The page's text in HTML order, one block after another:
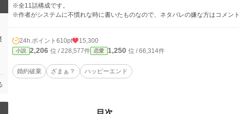
※全11話構成です。
※作者がシステムに不慣れな時に書いたものなので、ネタバレの嫌な方はコメン
24h.ポイント 610pt 15,300
小説 2,206 位 / 228,577件 恋愛 1,250 位 / 66,314件
婚約破棄 ざまぁ？ ハッピーエンド